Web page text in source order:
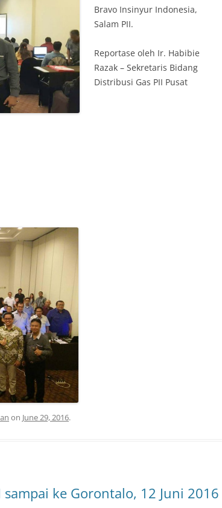
Bravo Insinyur Indonesia,
Salam PII.
Reportase oleh Ir. Habibie
Razak – Sekretaris Bidang
Distribusi Gas PII Pusat
on June 29, 2016.
ke Gorontalo, 12 Juni 2016